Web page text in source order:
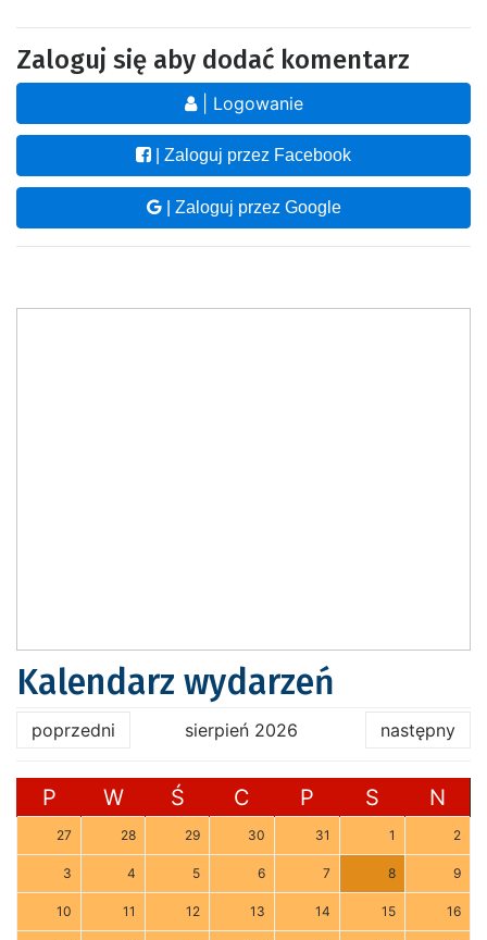
Zaloguj się aby dodać komentarz
| Logowanie
| Zaloguj przez Facebook
| Zaloguj przez Google
Kalendarz wydarzeń
poprzedni sierpień 2026 następny
P W Ś C P S N
27 28 29 30 31 1 2
3 4 5 6 7 8 9
10 11 12 13 14 15 16